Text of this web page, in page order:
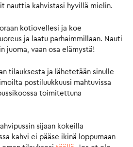
nauttia kahvistasi hyvillä mielin.
kotiovellesi ja koe
ja laatu parhaimmillaan. Nauti
juoma, vaan osa elämystä!
tilauksesta ja lähetetään sinulle
postiluukkuusi mahtuvissa
toimitettuna
sijaan kokeilla
kahvi ei pääse ikinä loppumaan